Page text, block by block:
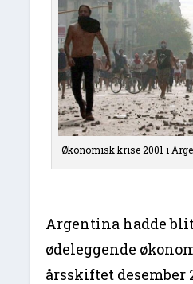
Økonomisk krise 2001 i
Argentina hadde
ødeleggende
årsskiftet desember